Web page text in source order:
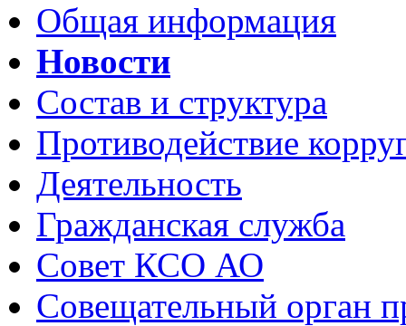
Общая информация
Новости
Состав и структура
Противодействие
Деятельность
Гражданская служба
Совет КСО АО
Совещательный орган